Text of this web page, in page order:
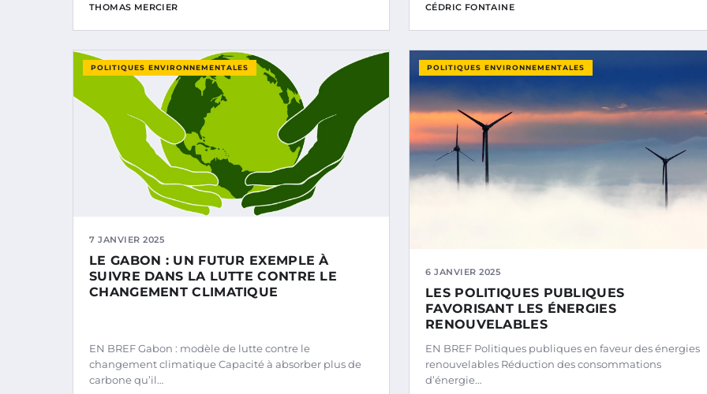
THOMAS MERCIER CÉDRIC FONTAINE
POLITIQUES ENVIRONNEMENTALES
7 JANVIER 2025
LE GABON : UN FUTUR EXEMPLE À
SUIVRE DANS LA LUTTE CONTRE LE
CHANGEMENT CLIMATIQUE
EN BREF Gabon : modèle de lutte contre le
changement climatique Capacité à absorber plus de
carbone qu’il…
POLITIQUES ENVIRONNEMENTALES
6 JANVIER 2025
LES POLITIQUES PUBLIQUES
FAVORISANT LES ÉNERGIES
RENOUVELABLES
EN BREF Politiques publiques en faveur des énergies
renouvelables Réduction des consommations
d’énergie…